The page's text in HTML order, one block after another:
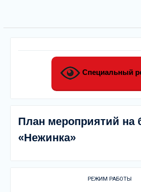
Специальный
План мероприятий на
«Нежинка»
РЕЖИМ РАБОТЫ